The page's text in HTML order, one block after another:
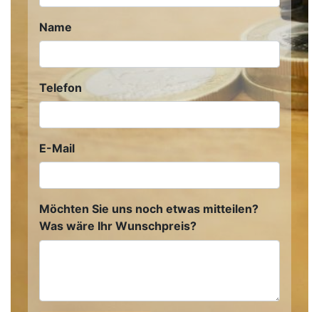
Name
Telefon
E-Mail
Möchten Sie uns noch etwas mitteilen?
Was wäre Ihr Wunschpreis?